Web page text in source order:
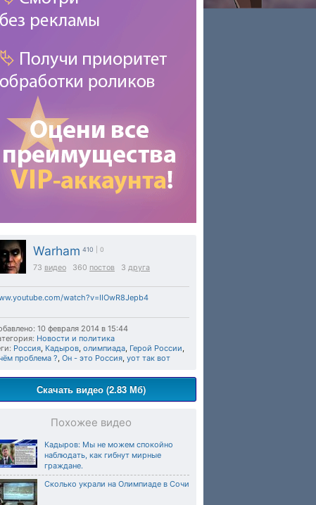
Warham 410 | 0
73 видео 360 постов 3 друга
watch?v=IIOwR8Jepb4
10 февраля 2014 в 15:44
Новости и политика
Россия, Кадыров, олимпиада, Герой России,
проблема ?, Он - это Россия, уот так вот
Скачать видео (2.83 Мб)
Похожее видео
Кадыров: Мы не можем спокойно
наблюдать, как гибнут мирные
граждане.
Сколько украли на Олимпиаде в Сочи